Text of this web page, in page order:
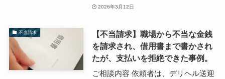
2026年3月12日
不当請求
【不当請求】職場から不当な金銭
を請求され、借用書まで書かされ
たが、支払いを拒絶できた事例。
ご相談内容 依頼者は、デリヘル送迎